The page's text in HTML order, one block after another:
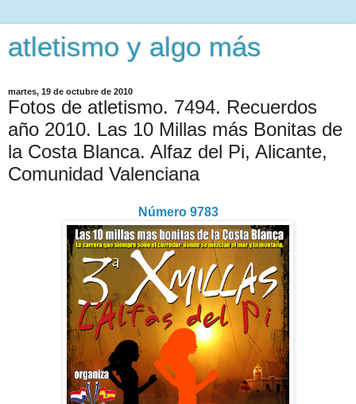
atletismo y algo más
martes, 19 de octubre de 2010
Fotos de atletismo. 7494. Recuerdos
año 2010. Las 10 Millas más Bonitas de
la Costa Blanca. Alfaz del Pi, Alicante,
Comunidad Valenciana
Número 9783